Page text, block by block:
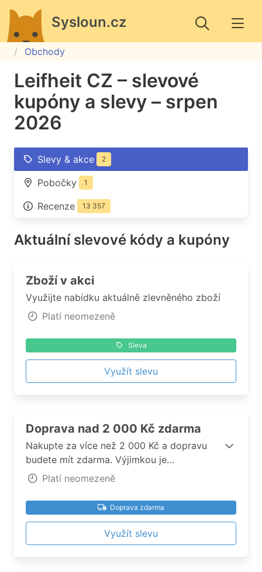
Sysloun.cz
Obchody
Leifheit CZ – slevové
kupóny a slevy – srpen
2026
Slevy & akce 2
Pobočky 1
Recenze 13 357
Aktuální slevové kódy a kupóny
Zboží v akci
Využijte nabídku aktuálně zlevněného zboží
Platí neomezeně
Sleva
Využít slevu
Doprava nad 2 000 Kč zdarma
Nakupte za více než 2 000 Kč a dopravu
budete mít zdarma. Výjimkou je
nadrozměrné zboží, jehož doprava se řídí
Platí neomezeně
Doprava zdarma
Využít slevu